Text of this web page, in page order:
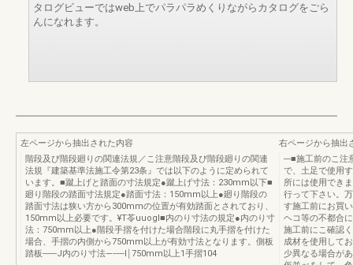
タログビューではweb上でパラパラめくりながらカタログをごら
んになれます。
左ページから抽出された内容
階段及び階段廻りの関連法規／こ注意階段及び階段廻りの関連
法規『建築基準法施工令第23条』では以下のように定められて
います。■蹴上げと踏面の寸法規定●蹴上げ寸法：230mm以下■
廻り階段の踏面寸法規定●踏面寸法：150mm以上●廻り階段の
踏面寸法は狭い方から300mmの位置が有効踏面とされており、
150mm以上必要です。¥T苓uuogl■内のり寸法の規定●内のり寸
法：750mm以上●階段手摺を付けた場合階段に丸手摺を付けた
場合、手摺の内側から750mm以上が有効寸法となります。側板
踏板------J内のり寸法—-----l￨750mm以上1手摺104
右ページから抽出
---■施工前のこ注
で、土足で使用
所には使用でき
行って下さい。
す施工前にお買
ヘコ等の不都合
施工前にこ確認
成材を使用して
少異なる場合が